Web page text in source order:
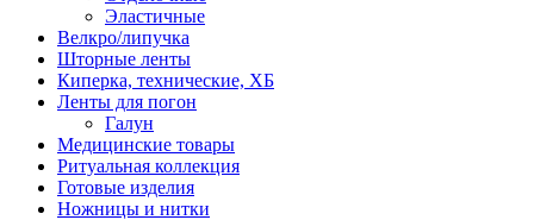
Эластичные
Велкро/липучка
Шторные ленты
Киперка, технические, ХБ
Ленты для погон
Галун
Медицинские товары
Ритуальная коллекция
Готовые изделия
Ножницы и нитки